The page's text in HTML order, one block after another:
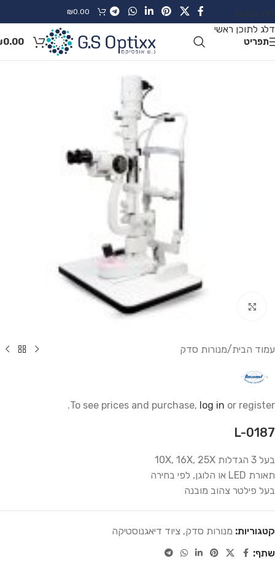
דלג לניווט
דלג לתוכן ראשי
₪0.00
תפריט 0.00
עמוד הבית/מנורות סדק
To see prices and purchase, log in or register.
L-0187
בעל 3 הגדלות 10X, 16X, 25X
תאורת LED או הלוגן, לפי בחירה
בעל פילטר צהוב מובנה
קטגוריות: מנורות סדק, ציוד דיאגנוסטיקה
שתף: